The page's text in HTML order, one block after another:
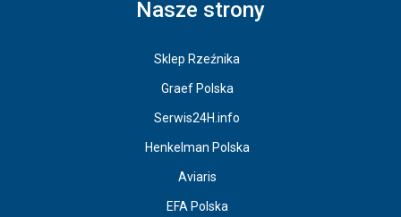
Nasze strony
Sklep Rzeźnika
Graef Polska
Serwis24H.info
Henkelman Polska
Aviaris
EFA Polska